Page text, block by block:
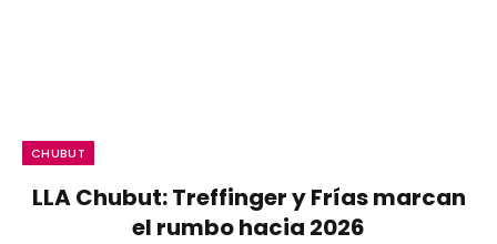
CHUBUT
LLA Chubut: Treffinger y Frías marcan
el rumbo hacia 2026